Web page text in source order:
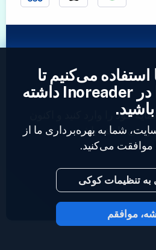
نمایه خود را وارد کنید و اکنون
داشته باشید.
می‌کنیم تا
بهترین تجربه را در Inoreader داشته
باشید.
شما به بهره‌برداری ما از
می‌کنید.
تنظیمات کوکی
موافقم